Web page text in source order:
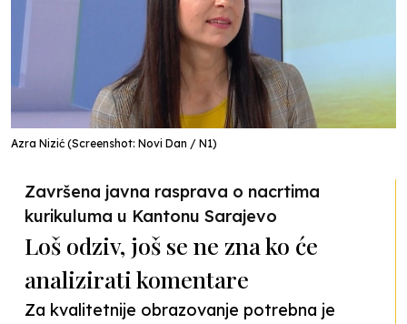
Azra Nizić (Screenshot: Novi Dan / N1)
Završena javna rasprava o nacrtima
kurikuluma u Kantonu Sarajevo
Loš odziv, još se ne zna ko će
analizirati komentare
Za kvalitetnije obrazovanje potrebna je